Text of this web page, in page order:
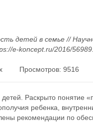
детей в семье //
e-koncept.ru/2016/
Просмотров: 9516
Раскрыто понятие
ребенка,
рекомендации по